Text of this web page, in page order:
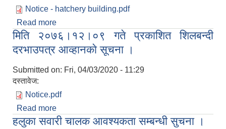
Notice - hatchery building.pdf
Read more
दरभाउपत्र आव्हानकाे सूचना ।
मिति २०७६।१२।०९ गते प्रकाशित शिलबन्दी
दरभाउपत्र आव्हानकाे सूचना ।
Submitted on: Fri, 04/03/2020 - 11:29
दस्तावेज:
Notice.pdf
Read more
दरभाउपत्र आव्हानकाे सूचना ।
हलुका सवारी चालक आवश्यकता सम्बन्धी सुचना ।